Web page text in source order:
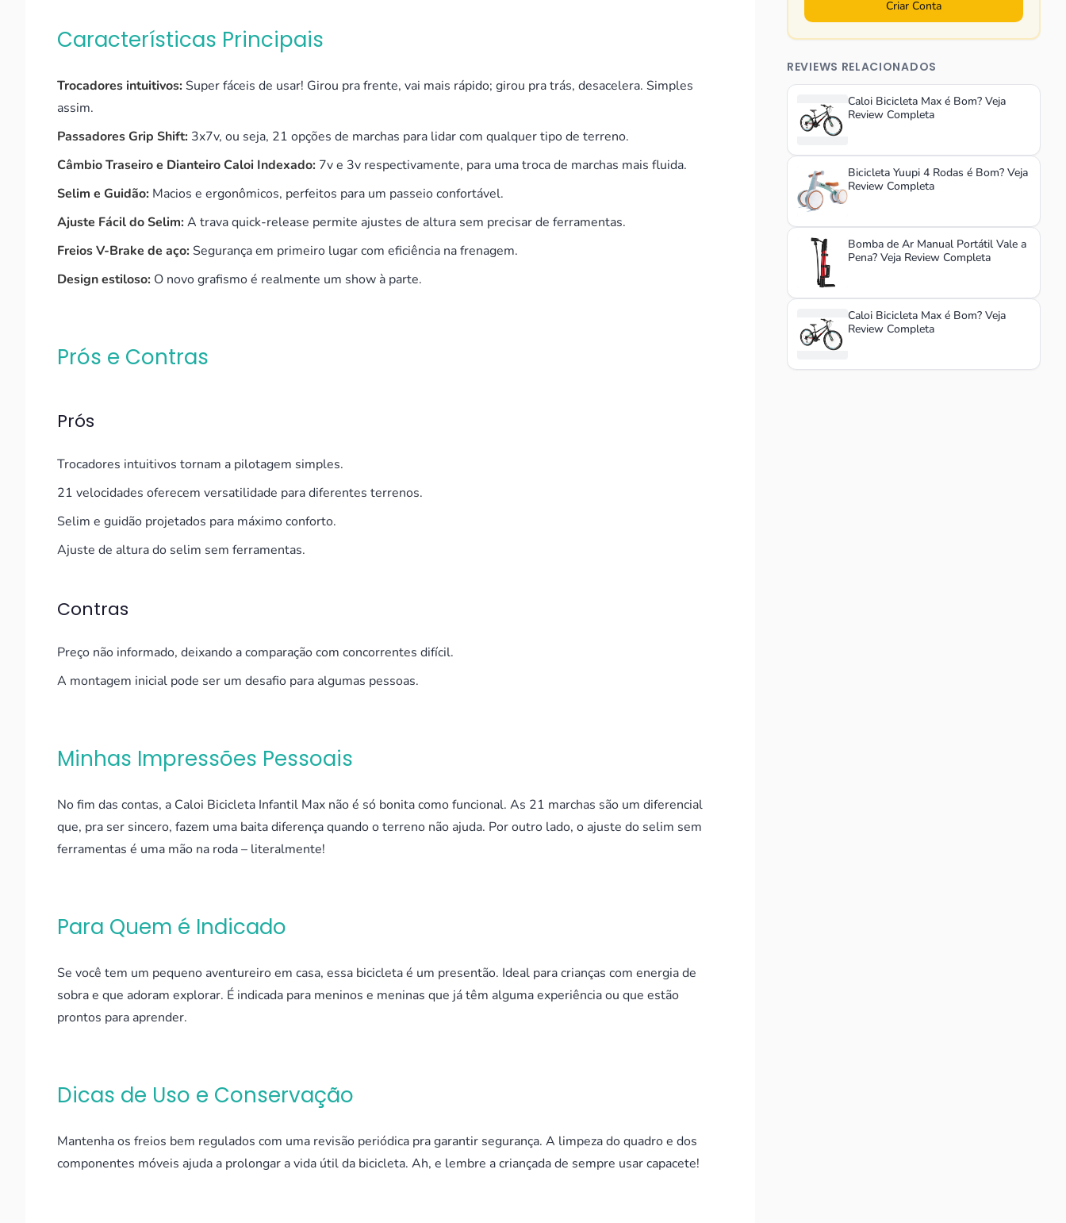
Características Principais
Trocadores intuitivos:Super fáceis de usar! Girou pra frente, vai mais rápido; girou pra trás, desacelera. Simples
assim.
Passadores Grip Shift: 3x7v, ou seja, 21 opções de marchas para lidar com qualquer tipo de terreno.
Câmbio Traseiro e Dianteiro Caloi Indexado: 7v e 3v respectivamente, para uma troca de marchas mais fluida.
Selim e Guidão: Macios e ergonômicos, perfeitos para um passeio confortável.
Ajuste Fácil do Selim:A trava quick-release permite ajustes de altura sem precisar de ferramentas.
Freios V-Brake de aço:Segurança em primeiro lugar com eficiência na frenagem.
Design estiloso: O novo grafismo é realmente um show à parte.
Prós e Contras
Prós
Trocadores intuitivos tornam a pilotagem simples.
21 velocidades oferecem versatilidade para diferentes terrenos.
Selim e guidão projetados para máximo conforto.
Ajuste de altura do selim sem ferramentas.
Contras
Preço não informado, deixando a comparação com concorrentes difícil.
A montagem inicial pode ser um desafio para algumas pessoas.
Minhas Impressões Pessoais
No fim das contas, a Caloi Bicicleta Infantil Max não é só bonita como funcional. As 21 marchas são um diferencial
que, pra ser sincero, fazem uma baita diferença quando o terreno não ajuda. Por outro lado, o ajuste do selim sem
ferramentas é uma mão na roda – literalmente!
Para Quem é Indicado
Se você tem um pequeno aventureiro em casa, essa bicicleta é um presentão. Ideal para crianças com energia de
sobra e que adoram explorar. É indicada para meninos e meninas que já têm alguma experiência ou que estão
prontos para aprender.
Dicas de Uso e Conservação
Mantenha os freios bem regulados com uma revisão periódica pra garantir segurança. A limpeza do quadro e dos
componentes móveis ajuda a prolongar a vida útil da bicicleta. Ah, e lembre a criançada de sempre usar capacete!
Criar Conta
REVIEWS RELACIONADOS
Caloi Bicicleta Max é Bom? Veja
Review Completa
Bicicleta Yuupi 4 Rodas é Bom? Veja
Review Completa
Bomba de Ar Manual Portátil Vale a
Pena? Veja Review Completa
Caloi Bicicleta Max é Bom? Veja
Review Completa